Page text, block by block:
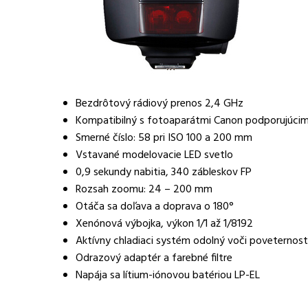
Bezdrôtový rádiový prenos 2,4 GHz
Kompatibilný s fotoaparátmi Canon
Smerné číslo: 58 pri ISO 100 a 200 mm
Vstavané modelovacie LED svetlo
0,9 sekundy nabitia, 340 zábleskov FP
Rozsah zoomu: 24 – 200 mm
Otáča sa doľava a doprava o 180°
Xenónová výbojka, výkon 1/1 až 1/8192
Aktívny chladiaci systém odolný voči
Odrazový adaptér a farebné filtre
Napája sa lítium-iónovou batériou LP-EL